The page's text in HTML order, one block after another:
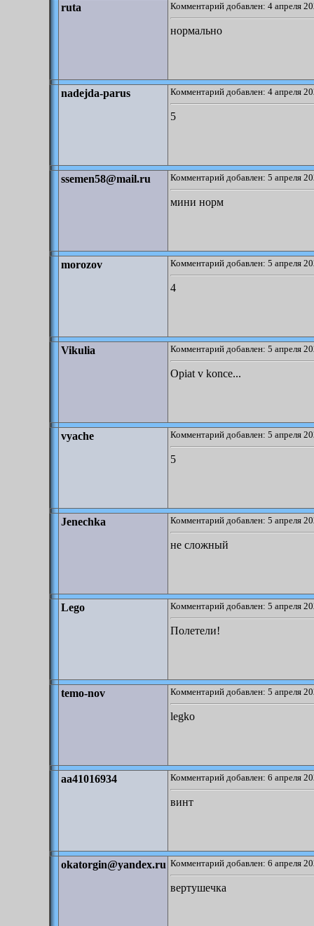
ruta Комментарий добавлен: 4 апреля
нормально
nadejda-parus Комментарий добавлен: 4 апреля
5
ssemen58@mail.ru Комментарий добавлен: 5 апреля
мини норм
morozov Комментарий добавлен: 5 апреля
4
Vikulia Комментарий добавлен: 5 апреля
Opiat v konce...
vyache Комментарий добавлен: 5 апреля
5
Jenechka Комментарий добавлен: 5 апреля
не сложный
Lego Комментарий добавлен: 5 апреля
Полетели!
temo-nov Комментарий добавлен: 5 апреля
legko
aa41016934 Комментарий добавлен: 6 апреля
винт
okatorgin@yandex.ru Комментарий добавлен: 6 апреля
вертушечка